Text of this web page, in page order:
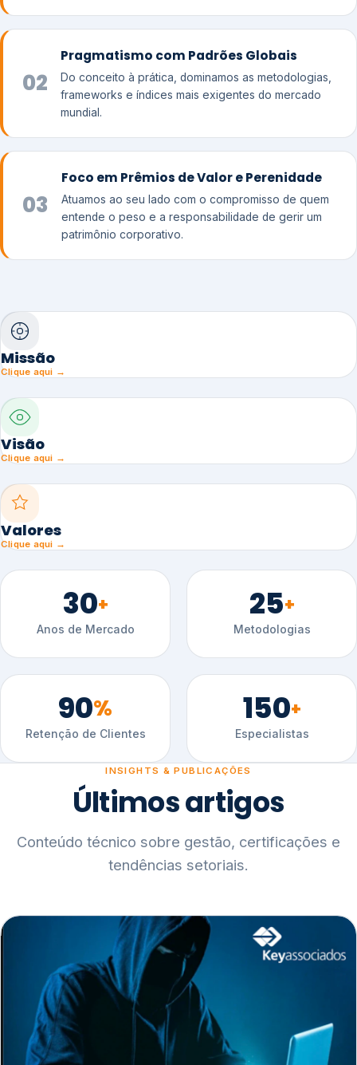
02
Pragmatismo com Padrões Globais
Do conceito à prática, dominamos as metodologias,
frameworks e índices mais exigentes do mercado
mundial.
03
Foco em Prêmios de Valor e Perenidade
Atuamos ao seu lado com o compromisso de quem
entende o peso e a responsabilidade de gerir um
patrimônio corporativo.
Missão
Clique aqui →
Visão
Clique aqui →
Valores
Clique aqui →
30+
Anos de Mercado
25+
Metodologias
90%
Retenção de Clientes
150+
Especialistas
INSIGHTS & PUBLICAÇÕES
Últimos artigos
Conteúdo técnico sobre gestão, certificações e
tendências setoriais.